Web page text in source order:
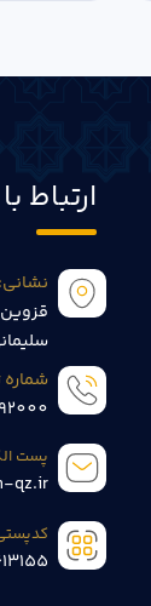
ارتباط
نشانی:
پست
qz.ir